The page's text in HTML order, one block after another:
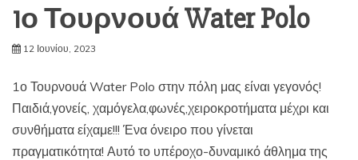
1ο Τουρνουά Water Polo
12 Ιουνίου, 2023
1ο Τουρνουά Water Polo στην πόλη μας είναι γεγονός!
Παιδιά,γονείς, χαμόγελα,φωνές,χειροκροτήματα μέχρι και
συνθήματα είχαμε!!! Ένα όνειρο που γίνεται
πραγματικότητα! Αυτό το υπέροχο-δυναμικό άθλημα της